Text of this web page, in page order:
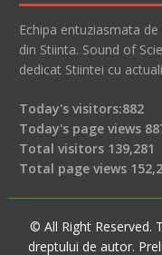
Echipa entuziasmata
din Stiinta. Sound of
dedicat Stiintei cu
Today's visitors:882
Today's page views
Total visitors 139,281
Total page views
© All Right Reserved.
dreptului de autor.